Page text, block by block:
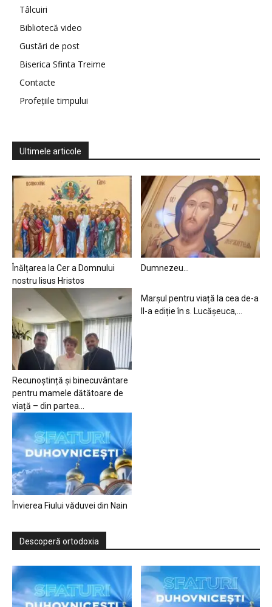
Tâlcuiri
Bibliotecă video
Gustări de post
Biserica Sfinta Treime
Contacte
Profețiile timpului
Ultimele articole
Înălțarea la Cer a Domnului
nostru Iisus Hristos
Dumnezeu…
Recunoștință și binecuvântare
pentru mamele dătătoare de
viață – din partea...
Marșul pentru viață la cea de-a
II-a ediție în s. Lucășeuca,...
Învierea Fiului văduvei din Nain
Descoperă ortodoxia